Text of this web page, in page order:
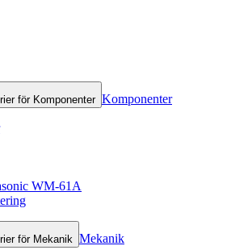
för Komponenter Komponenter
WM-61A
för Mekanik Mekanik